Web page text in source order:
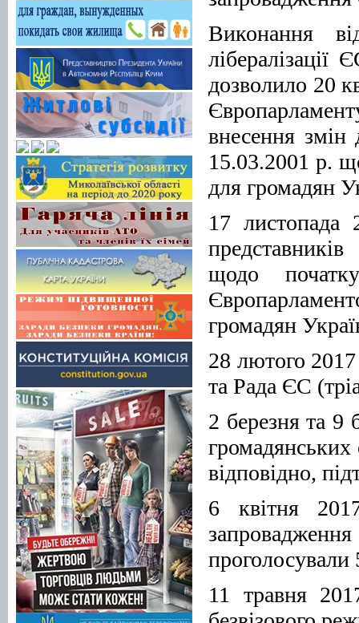
Виконання
дозволило 20
внесення
15.03.2001 р.
для громадян
17 листопада
щодо
громадян
28 лютого
та Рада ЄС
2 березня та 9
громадянських
відповідно,
6 квітня
проголосували
11 травня